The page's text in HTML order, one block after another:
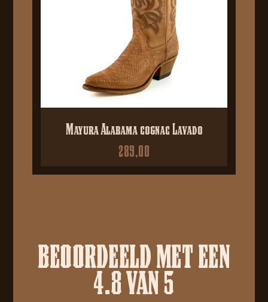
Mayura Alabama cognac Lavado
289,00
BEOORDEELD MET EEN
4.8 VAN 5